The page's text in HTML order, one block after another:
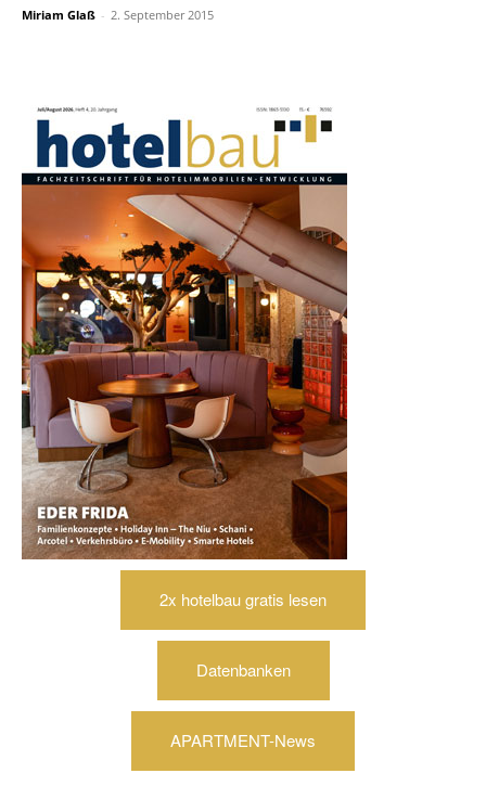
Miriam Glaß - 2. September 2015
2x hotelbau gratis lesen
Datenbanken
APARTMENT-News